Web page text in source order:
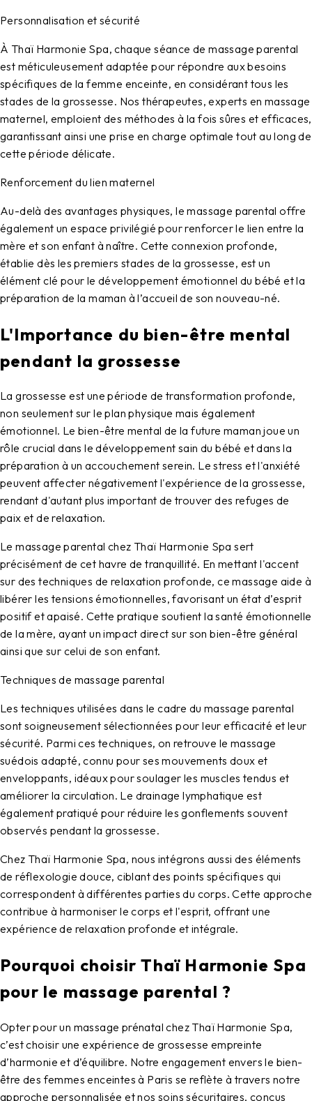
Personnalisation et sécurité
À Thaï Harmonie Spa, chaque séance de massage parental
est méticuleusement adaptée pour répondre aux besoins
spécifiques de la femme enceinte, en considérant tous les
stades de la grossesse. Nos thérapeutes, experts en massage
maternel, emploient des méthodes à la fois sûres et efficaces,
garantissant ainsi une prise en charge optimale tout au long de
cette période délicate.
Renforcement du lien maternel
Au-delà des avantages physiques, le massage parental offre
également un espace privilégié pour renforcer le lien entre la
mère et son enfant à naître. Cette connexion profonde,
établie dès les premiers stades de la grossesse, est un
élément clé pour le développement émotionnel du bébé et la
préparation de la maman à l’accueil de son nouveau-né.
L'Importance du bien-être mental
pendant la grossesse
La grossesse est une période de transformation profonde,
non seulement sur le plan physique mais également
émotionnel. Le bien-être mental de la future maman joue un
rôle crucial dans le développement sain du bébé et dans la
préparation à un accouchement serein. Le stress et l'anxiété
peuvent affecter négativement l'expérience de la grossesse,
rendant d'autant plus important de trouver des refuges de
paix et de relaxation.
Le massage parental chez Thaï Harmonie Spa sert
précisément de cet havre de tranquillité. En mettant l'accent
sur des techniques de relaxation profonde, ce massage aide à
libérer les tensions émotionnelles, favorisant un état d’esprit
positif et apaisé. Cette pratique soutient la santé émotionnelle
de la mère, ayant un impact direct sur son bien-être général
ainsi que sur celui de son enfant.
Techniques de massage parental
Les techniques utilisées dans le cadre du massage parental
sont soigneusement sélectionnées pour leur efficacité et leur
sécurité. Parmi ces techniques, on retrouve le massage
suédois adapté, connu pour ses mouvements doux et
enveloppants, idéaux pour soulager les muscles tendus et
améliorer la circulation. Le drainage lymphatique est
également pratiqué pour réduire les gonflements souvent
observés pendant la grossesse.
Chez Thaï Harmonie Spa, nous intégrons aussi des éléments
de réflexologie douce, ciblant des points spécifiques qui
correspondent à différentes parties du corps. Cette approche
contribue à harmoniser le corps et l'esprit, offrant une
expérience de relaxation profonde et intégrale.
Pourquoi choisir Thaï Harmonie Spa
pour le massage parental ?
Opter pour un massage prénatal chez Thaï Harmonie Spa,
c’est choisir une expérience de grossesse empreinte
d’harmonie et d’équilibre. Notre engagement envers le bien-
être des femmes enceintes à Paris se reflète à travers notre
approche personnalisée et nos soins sécuritaires, conçus